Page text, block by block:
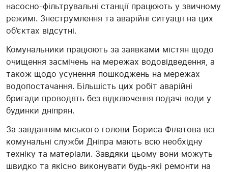
насосно-фільтрувальні станції працюють у звичному
режимі. Знеструмлення та аварійні ситуації на цих
об’єктах відсутні.
Комунальники працюють за заявками містян щодо
очищення засмічень на мережах водовідведення, а
також щодо усунення пошкоджень на мережах
водопостачання. Більшість цих робіт аварійні
бригади проводять без відключення подачі води у
будинки дніпрян.
За завданням міського голови Бориса Філатова всі
комунальні служби Дніпра мають всю необхідну
техніку та матеріали. Завдяки цьому вони можуть
швидко та якісно виконувати будь-які ремонти на